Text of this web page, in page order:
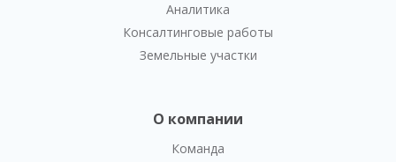
Аналитика
Консалтинговые работы
Земельные участки
О компании
Команда